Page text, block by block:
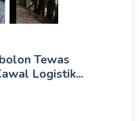
Tewas
Logistik...